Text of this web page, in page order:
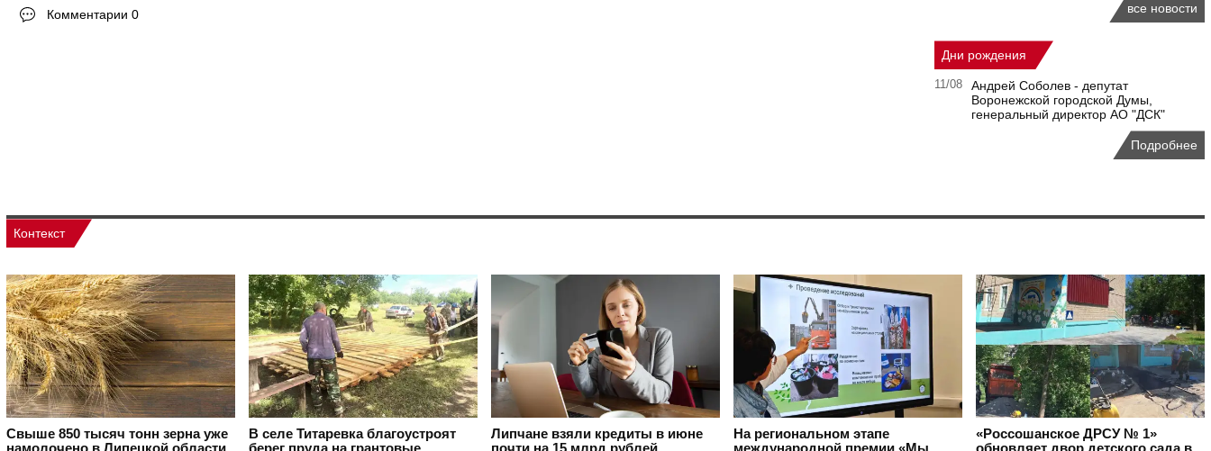
Комментарии 0 все новости
Дни рождения
11/08
Андрей Соболев - депутат
Воронежской городской Думы,
генеральный директор АО "ДСК"
Подробнее
Контекст
Свыше 850 тысяч тонн зерна уже
В селе Титаревка благоустроят
Липчане взяли кредиты в июне
На региональном этапе
«Россошанское ДРСУ № 1»